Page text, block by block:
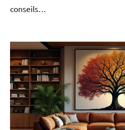
conseils…